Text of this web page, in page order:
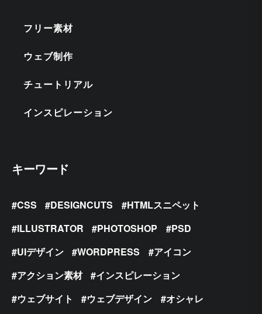
フリー素材
ウェブ制作
チュートリアル
インスピレーション
キーワード
CSS DESIGNCUTS
HTMLスニペット
ILLUSTRATOR
PHOTOSHOP
PSD
UIデザイン
WORDPRESS
アイコン
アクション素材
インスピレーション
ウェブサイト
ウェブデザイン
オシャレ